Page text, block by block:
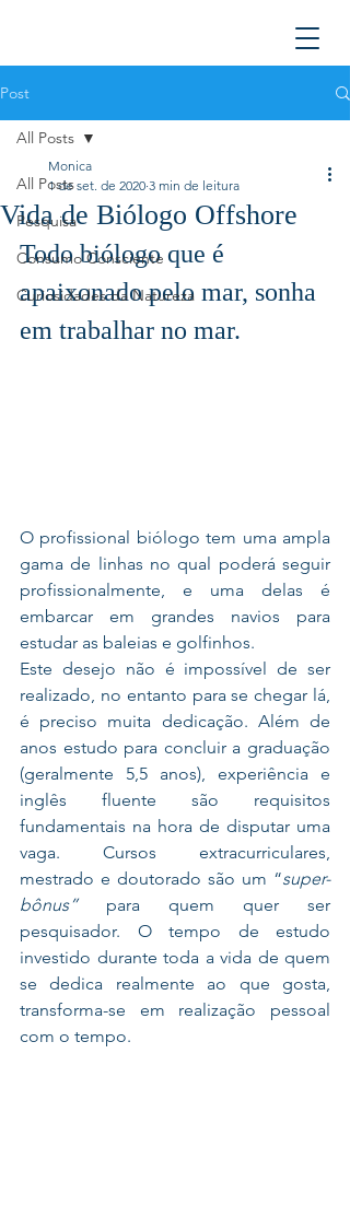
Post
All Posts
Pesquisa
Consumo Consciente
Curiosidades da Natureza
All Posts
Vida de Biólogo Offshore
Monica
1 de set. de 2020 3 min de leitura
Todo biólogo que é
apaixonado pelo mar, sonha
em trabalhar no mar.
O profissional biólogo tem uma ampla
gama de linhas no qual poderá seguir
profissionalmente, e uma delas é
embarcar em grandes navios para
estudar as baleias e golfinhos.
Este desejo não é impossível de ser
realizado, no entanto para se chegar lá,
é preciso muita dedicação. Além de
anos estudo para concluir a graduação
(geralmente 5,5 anos), experiência e
inglês fluente são requisitos
fundamentais na hora de disputar uma
vaga. Cursos extracurriculares,
mestrado e doutorado são um “super-
bônus” para quem quer ser
pesquisador. O tempo de estudo
investido durante toda a vida de quem
se dedica realmente ao que gosta,
transforma-se em realização pessoal
com o tempo.